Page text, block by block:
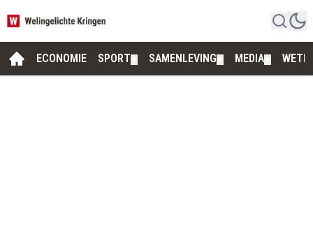
ECONOMIE SPORT SAMENLEVING MEDIA